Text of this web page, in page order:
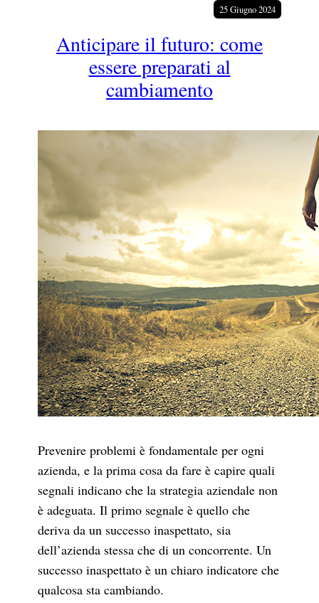
25 Giugno 2024
Anticipare il futuro: come
essere preparati al
cambiamento
Prevenire problemi è fondamentale per ogni
azienda, e la prima cosa da fare è capire quali
segnali indicano che la strategia aziendale non
è adeguata. Il primo segnale è quello che
deriva da un successo inaspettato, sia
dell’azienda stessa che di un concorrente. Un
successo inaspettato è un chiaro indicatore che
qualcosa sta cambiando.